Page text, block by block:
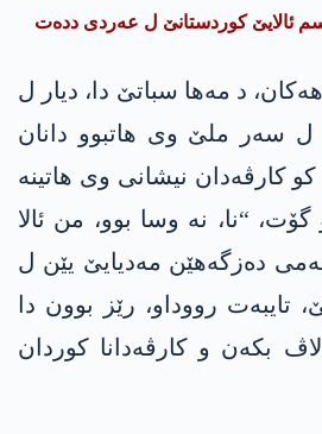
ئالایێ كوردستانێ ل عه‌ردی دده‌ت
د مەھا سباتێ دا، دیار ل
ل سەر ملێ وی ھاتبوو دانان
كارڤه‌دان نیشانی وی ھاتینه‌
“نا، نە وسا بوو، من ئالا
دەزگەھێن مەدیایێ یێن ل
تایبه‌ت رووداو، رێز بوون دا
بکه‌ن و كارڤه‌دانا کوردان